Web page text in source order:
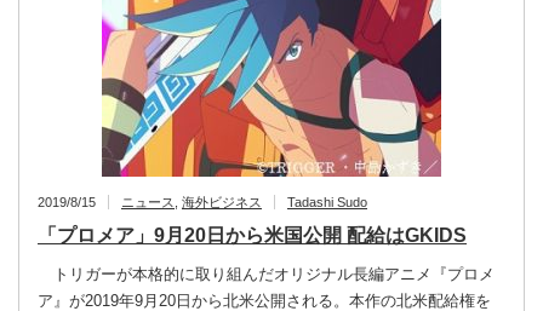
2019/8/15 ニュース 海外ビジネス Tadashi Sudo
「プロメア」9月20日から米国公開 配給はGKIDS
トリガーが本格的に取り組んだオリジナル長編アニメ『プロメ
ア』が2019年9月20日から北米公開される。本作の北米配給権を